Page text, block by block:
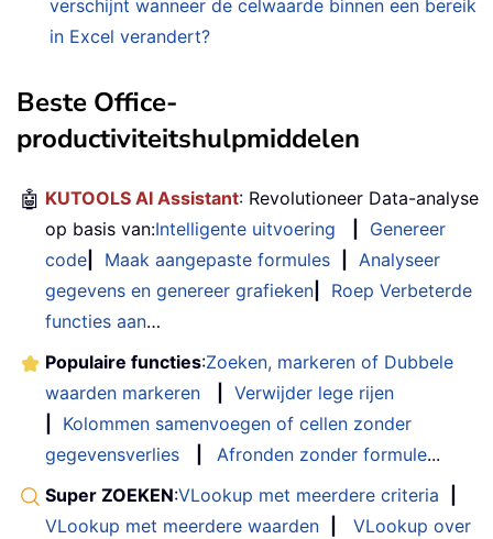
verschijnt wanneer de celwaarde binnen een bereik
in Excel verandert?
Beste Office-
productiviteitshulpmiddelen
🤖 KUTOOLS AI Assistant: Revolutioneer Data-analyse
op basis van:Intelligente uitvoering
Genereer
code
Maak aangepaste formules
Analyseer
gegevens en genereer grafieken
Roep Verbeterde
functies aan…
Populaire functies:Zoeken, markeren of Dubbele
waarden markeren
Verwijder lege rijen
Kolommen samenvoegen of cellen zonder
gegevensverlies
Afronden zonder formule...
Super ZOEKEN:VLookup met meerdere criteria
VLookup met meerdere waarden
VLookup over